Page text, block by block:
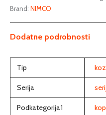
Brand: NIMCO
Dodatne podrobnosti
Tip
Serija
Podkategorija1